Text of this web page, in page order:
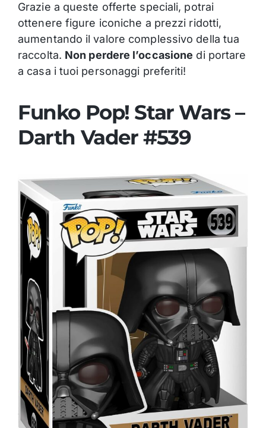
Grazie a queste offerte speciali, potrai
ottenere figure iconiche a prezzi ridotti,
aumentando il valore complessivo della tua
raccolta. Non perdere l’occasione di portare
a casa i tuoi personaggi preferiti!
Funko Pop! Star Wars –
Darth Vader #539